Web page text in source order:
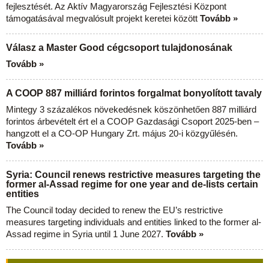
fejlesztését. Az Aktív Magyarország Fejlesztési Központ
támogatásával megvalósult projekt keretei között Tovább »
Válasz a Master Good cégcsoport tulajdonosának
Tovább »
A COOP 887 milliárd forintos forgalmat bonyolított tavaly
Mintegy 3 százalékos növekedésnek köszönhetően 887 milliárd
forintos árbevételt ért el a COOP Gazdasági Csoport 2025-ben –
hangzott el a CO-OP Hungary Zrt. május 20-i közgyűlésén.
Tovább »
Syria: Council renews restrictive measures targeting the
former al-Assad regime for one year and de-lists certain
entities
The Council today decided to renew the EU’s restrictive
measures targeting individuals and entities linked to the former al-
Assad regime in Syria until 1 June 2027. Tovább »